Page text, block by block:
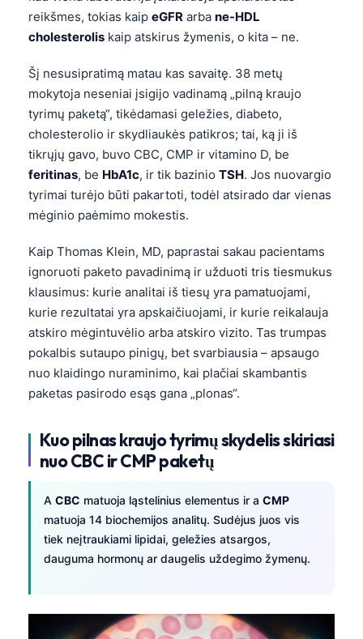
reikšmes, tokias kaip eGFR arba ne-HDL
cholesterolis kaip atskirus žymenis, o kita – ne.
Šį nesusipratimą matau kas savaitę. 38 metų
mokytoja neseniai įsigijo vadinamą „pilną kraujo
tyrimų paketą“, tikėdamasi geležies, diabeto,
cholesterolio ir skydliaukės patikros; tai, ką ji iš
tikrųjų gavo, buvo CBC, CMP ir vitamino D, be
feritinas, be HbA1c, ir tik bazinio TSH. Jos nuovargio
tyrimai turėjo būti pakartoti, todėl atsirado dar vienas
mėginio paėmimo mokestis.
Kaip Thomas Klein, MD, paprastai sakau pacientams
ignoruoti paketo pavadinimą ir užduoti tris tiesmukus
klausimus: kurie analitai iš tiesų yra pamatuojami,
kurie rezultatai yra apskaičiuojami, ir kurie reikalauja
atskiro mėgintuvėlio arba atskiro vizito. Tas trumpas
pokalbis sutaupo pinigų, bet svarbiausia – apsaugo
nuo klaidingo nuraminimo, kai plačiai skambantis
paketas pasirodo esąs gana „plonas“.
Kuo pilnas kraujo tyrimų skydelis skiriasi
nuo CBC ir CMP paketų
A CBC matuoja ląstelinius elementus ir a CMP
matuoja 14 biochemijos analitų. Sudėjus juos vis
tiek neįtraukiami lipidai, geležies atsargos,
dauguma hormonų ar daugelis uždegimo žymenų.